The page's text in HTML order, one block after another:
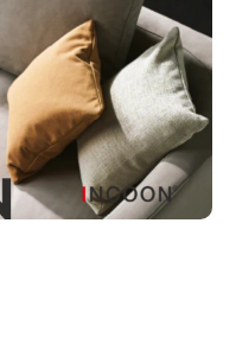
0965-52-0323
096-274-8175
0965-45-9282